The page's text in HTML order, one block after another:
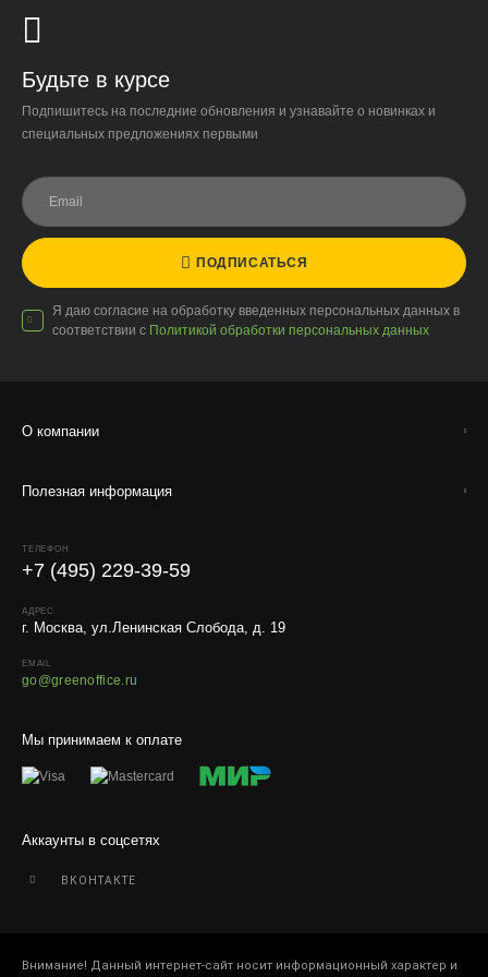
Надёжность
сохранность растений.
Стоимость доставки до вашего города зависит от тарифов ТК,
Условия
грунты.
Отправляем кашпо, горшки, инвентарь и
Будьте в курсе
Подпишитесь на последние обновления и узнавайте о новинках и
специальных предложениях первыми
ПОДПИСАТЬСЯ
Я даю согласие на обработку введенных персональных данных в
соответствии с Политикой обработки персональных данных
О компании
Полезная информация
Мы принимаем к оплате
Аккаунты в соцсетях
ВКОНТАКТЕ
ТЕЛЕФОН
+7 (495) 229-39-59
АДРЕС
г. Москва, ул.Ленинская Слобода, д. 19
EMAIL
go@greenoffice.ru
Внимание! Данный интернет-сайт носит информационный характер и